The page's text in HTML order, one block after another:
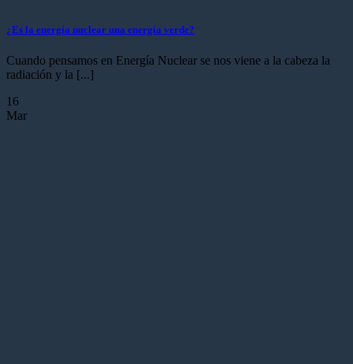
¿Es la energía nuclear una energía verde?
Cuando pensamos en Energía Nuclear se nos viene a la cabeza la
radiación y la [...]
16
Mar